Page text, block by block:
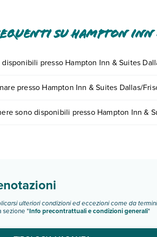
su Hampton
presso Hampton Inn & Suites
il numero 0721.17231 oprenotando un
presso Hampton Inn & Suites Dallas/
e scegli quando partire.
sono disponibili presso Hampton Inn &
ulteriori condizioni ed eccezioni come da
sezione "Info precontrattuali e condizioni generali"